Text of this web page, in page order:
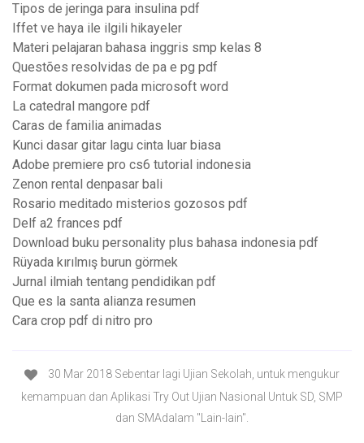
Tipos de jeringa para insulina pdf
Iffet ve haya ile ilgili hikayeler
Materi pelajaran bahasa inggris smp kelas 8
Questões resolvidas de pa e pg pdf
Format dokumen pada microsoft word
La catedral mangore pdf
Caras de familia animadas
Kunci dasar gitar lagu cinta luar biasa
Adobe premiere pro cs6 tutorial indonesia
Zenon rental denpasar bali
Rosario meditado misterios gozosos pdf
Delf a2 frances pdf
Download buku personality plus bahasa indonesia pdf
Rüyada kırılmış burun görmek
Jurnal ilmiah tentang pendidikan pdf
Que es la santa alianza resumen
Cara crop pdf di nitro pro
30 Mar 2018 Sebentar lagi Ujian Sekolah, untuk mengukur
kemampuan dan Aplikasi Try Out Ujian Nasional Untuk SD, SMP
dan SMAdalam "Lain-lain".